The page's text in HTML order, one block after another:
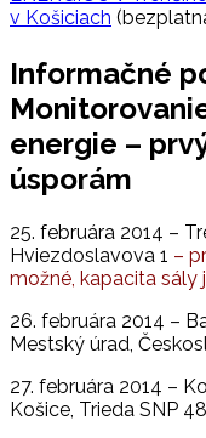
v Košiciach
Informačné
energie –
úsporám
25. februára 2014 –
Hviezdoslavova 1 –
možné, kapacita sály
26. februára 2014 –
Mestský úrad,
27. februára 2014 –
Košice, Trieda SNP